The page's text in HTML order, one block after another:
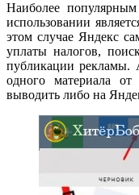
Наиболее
использовании
этом случае Яндекс
уплаты налогов,
публикации рекламы.
одного материала
выводить либо на